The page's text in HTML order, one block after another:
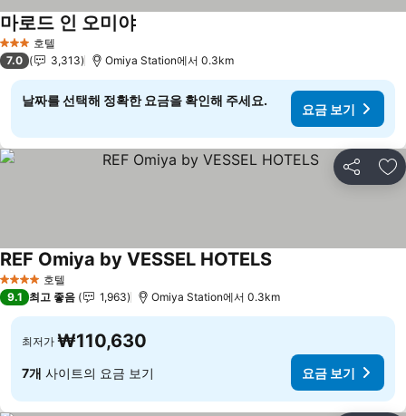
3 성급 호텔
마로드 인 오미야
7.0 3,313 Omiya Station에서 0.3km
날짜를 선택해 정확한 요금을 확인해 주세요.
요금 보기
공유 즐
4 성급 호텔
REF Omiya by VESSEL HOTELS
9.1 최고 좋음 1,963 Omiya Station에서 0.3km
최저가 ₩110,630
7개 사이트의 요금 보기 요금 보기